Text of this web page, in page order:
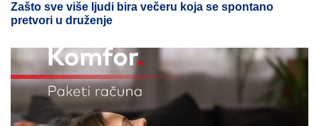
Zašto sve više ljudi bira večeru koja se spontano
pretvori u druženje